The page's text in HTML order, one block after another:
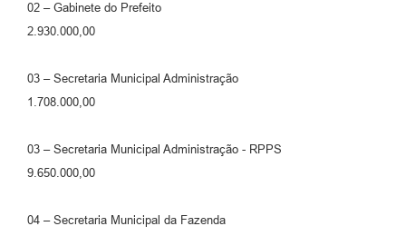
02 – Gabinete do Prefeito
2.930.000,00
03 – Secretaria Municipal Administração
1.708.000,00
03 – Secretaria Municipal Administração - RPPS
9.650.000,00
04 – Secretaria Municipal da Fazenda